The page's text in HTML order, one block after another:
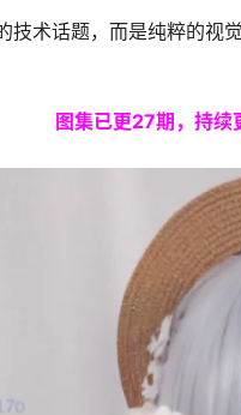
技术话题，而是纯粹的
图集已更27期，持续